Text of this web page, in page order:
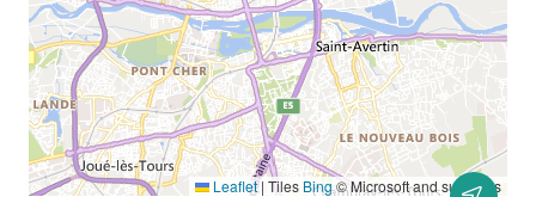
Leaflet | Tiles Bing© Microsoft and suppliers
t
e
u
r